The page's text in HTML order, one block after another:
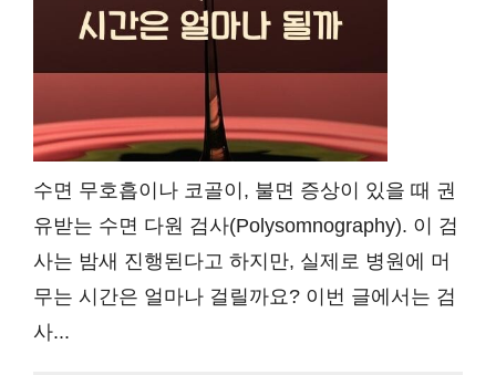
수면 무호흡이나 코골이, 불면 증상이 있을 때 권
유받는 수면 다원 검사(Polysomnography). 이 검
사는 밤새 진행된다고 하지만, 실제로 병원에 머
무는 시간은 얼마나 걸릴까요? 이번 글에서는 검
사...